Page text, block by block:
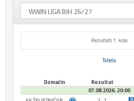
Rezultati 1. kola
Tabela
Domaćin Rezultat
07.08.2026. 20:00